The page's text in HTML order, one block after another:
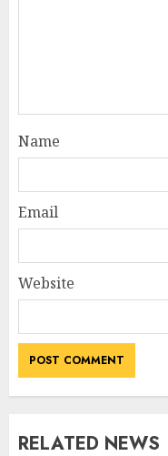
Name
Email
Website
RELATED NEWS